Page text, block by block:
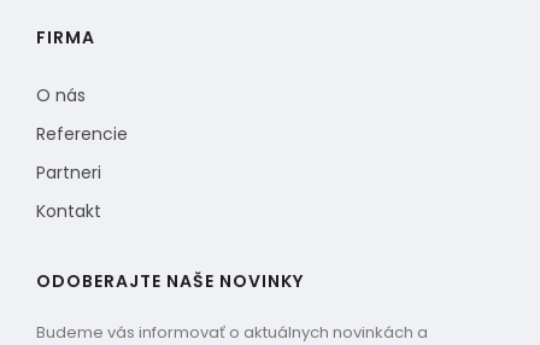
FIRMA
O nás
Referencie
Partneri
Kontakt
ODOBERAJTE NAŠE NOVINKY
Budeme vás informovať o aktuálnych novinkách a